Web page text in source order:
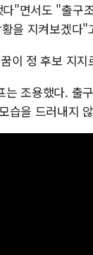
"면서도 "출구
을 지켜보겠다"
이 정 후보 지
조용했다. 출
습을 드러내지